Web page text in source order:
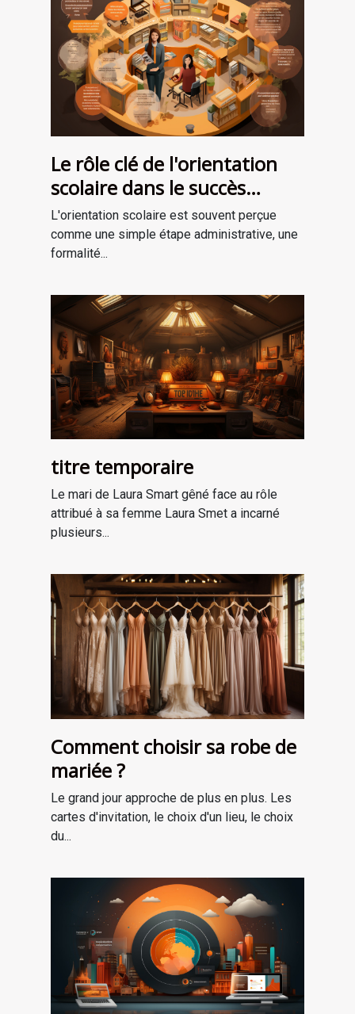
Le rôle clé de l'orientation
scolaire dans le succès
professionnel
L'orientation scolaire est souvent perçue
comme une simple étape administrative, une
formalité...
titre temporaire
Le mari de Laura Smart gêné face au rôle
attribué à sa femme Laura Smet a incarné
plusieurs...
Comment choisir sa robe de
mariée ?
Le grand jour approche de plus en plus. Les
cartes d'invitation, le choix d'un lieu, le choix
du...